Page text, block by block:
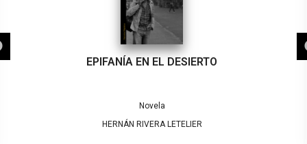
EPIFANÍA EN EL DESIERTO
Novela
HERNÁN RIVERA LETELIER